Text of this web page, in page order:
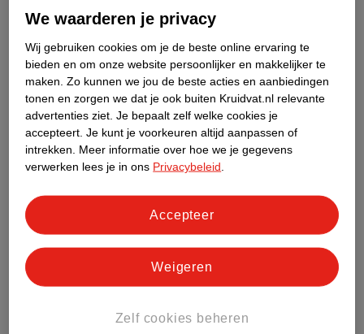
gezondheidsvraag ook is, stel hem aan
Stel je gezondheidsvraag
Ook in deze winkel
Kruidvat.nl ophaalpunt
Laat je bestelling snel en gemakkelijk bezorgen in de
Kruidvat is een gecertificeerd drogist. Dit betekent dat je
We waarderen je privacy
Wij gebruiken cookies om je de beste online ervaring te
bieden en om onze website persoonlijker en makkelijker te
maken. Zo kunnen we jou de beste acties en aanbiedingen
tonen en zorgen we dat je ook buiten Kruidvat.nl relevante
advertenties ziet. Je bepaalt zelf welke cookies je
accepteert. Je kunt je voorkeuren altijd aanpassen of
intrekken.
Meer informatie over hoe we je gegevens
verwerken lees je in ons Privacybeleid
Zelf cookies beheren
Weigeren
Accepteer